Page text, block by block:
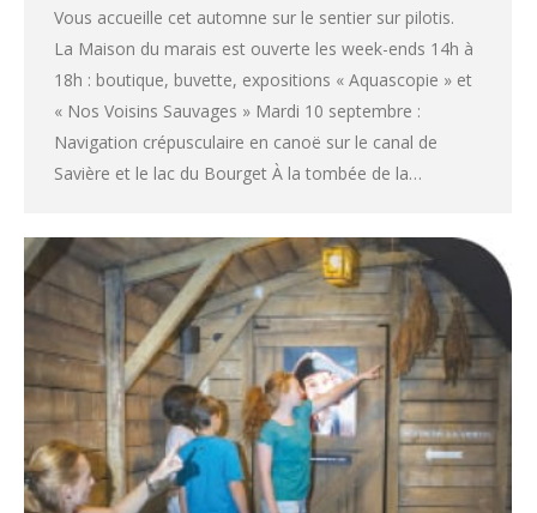
Vous accueille cet automne sur le sentier sur pilotis.
La Maison du marais est ouverte les week-ends 14h à
18h : boutique, buvette, expositions « Aquascopie » et
« Nos Voisins Sauvages » Mardi 10 septembre :
Navigation crépusculaire en canoë sur le canal de
Savière et le lac du Bourget À la tombée de la…